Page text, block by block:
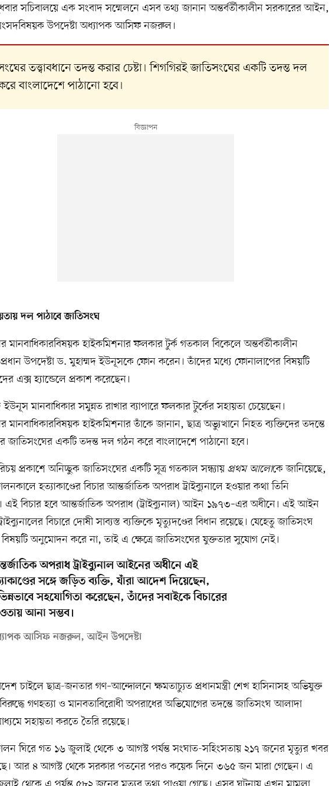
সচিবালয়ে এক সংবাদ সম্মেলনে এসব তথ্য জানান অন্তর্বর্তীকালীন সরকারের আইন,
উপদেষ্টা অধ্যাপক আসিফ নজরুল।
তত্ত্বাবধানে তদন্ত করার চেষ্টা। শিগগিরই জাতিসংঘের একটি তদন্ত দল
বাংলাদেশে পাঠানো হবে।
দল পাঠাবে জাতিসংঘ
মানবাধিকারবিষয়ক হাইকমিশনার ফলকার টুর্ক গতকাল বিকেলে অন্তর্বর্তীকালীন
উপদেষ্টা ড. মুহাম্মদ ইউনূসকে ফোন করেন। তাঁদের মধ্যে ফোনালাপের বিষয়টি
এক্স হ্যান্ডেলে প্রকাশ করেছেন।
মানবাধিকার সমুন্নত রাখার ব্যাপারে ফলকার টুর্কের সহায়তা চেয়েছেন।
মানবাধিকারবিষয়ক হাইকমিশনার তাঁকে জানান, ছাত্র অভ্যুত্থানে নিহত ব্যক্তিদের তদন্তে
জাতিসংঘের একটি তদন্ত দল গঠন করে বাংলাদেশে পাঠানো হবে।
প্রকাশে অনিচ্ছুক জাতিসংঘের একটি সূত্র গতকাল সন্ধ্যায় প্রথম আলোকে জানিয়েছে,
হত্যাকাণ্ডের বিচার আন্তর্জাতিক অপরাধ ট্রাইব্যুনালে হওয়ার কথা তিনি
এই বিচার হবে আন্তর্জাতিক অপরাধ (ট্রাইব্যুনাল) আইন ১৯৭৩–এর অধীনে। এই আইন
বিচারে দোষী সাব্যস্ত ব্যক্তিকে মৃত্যুদণ্ডের বিধান রয়েছে। যেহেতু জাতিসংঘ
বিষয়টি অনুমোদন করে না, তাই এ ক্ষেত্রে জাতিসংঘের যুক্ততার সুযোগ নেই।
অপরাধ ট্রাইব্যুনাল আইনের অধীনে এই
সঙ্গে জড়িত ব্যক্তি, যাঁরা আদেশ দিয়েছেন,
সহযোগিতা করেছেন, তাঁদের সবাইকে বিচারের
আনা সম্ভব।
আসিফ নজরুল, আইন উপদেষ্টা
চাইলে ছাত্র-জনতার গণ–আন্দোলনে ক্ষমতাচ্যুত প্রধানমন্ত্রী শেখ হাসিনাসহ অভিযুক্ত
বিরুদ্ধে গণহত্যা ও মানবতাবিরোধী অপরাধের অভিযোগের তদন্তে জাতিসংঘ আলাদা
সহায়তা করতে তৈরি রয়েছে।
ঘিরে গত ১৬ জুলাই থেকে ৩ আগস্ট পর্যন্ত সংঘাত-সহিংসতায় ২১৭ জনের মৃত্যুর খবর
আর ৪ আগস্ট থেকে সরকার পতনের পরও কয়েক দিনে ৩৬৫ জন মারা গেছেন। এ